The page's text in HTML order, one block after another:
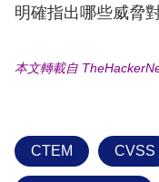
明確指出哪些威脅
本文轉載自
CTEM CVSS